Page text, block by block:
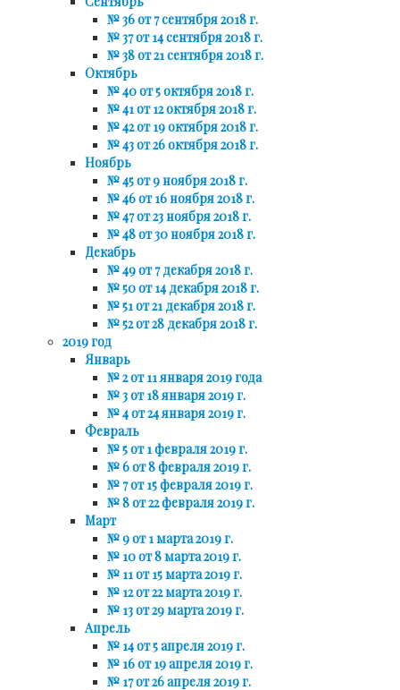
№ 36 от 7 сентября 2018 г.
№ 37 от 14 сентября 2018 г.
№ 38 от 21 сентября 2018 г.
Октябрь
№ 40 от 5 октября 2018 г.
№ 41 от 12 октября 2018 г.
№ 42 от 19 октября 2018 г.
№ 43 от 26 октября 2018 г.
Ноябрь
№ 45 от 9 ноября 2018 г.
№ 46 от 16 ноября 2018 г.
№ 47 от 23 ноября 2018 г.
№ 48 от 30 ноября 2018 г.
Декабрь
№ 49 от 7 декабря 2018 г.
№ 50 от 14 декабря 2018 г.
№ 51 от 21 декабря 2018 г.
№ 52 от 28 декабря 2018 г.
2019 год
Январь
№ 2 от 11 января 2019 года
№ 3 от 18 января 2019 г.
№ 4 от 24 января 2019 г.
Февраль
№ 5 от 1 февраля 2019 г.
№ 6 от 8 февраля 2019 г.
№ 7 от 15 февраля 2019 г.
№ 8 от 22 февраля 2019 г.
Март
№ 9 от 1 марта 2019 г.
№ 10 от 8 марта 2019 г.
№ 11 от 15 марта 2019 г.
№ 12 от 22 марта 2019 г.
№ 13 от 29 марта 2019 г.
Апрель
№ 14 от 5 апреля 2019 г.
№ 16 от 19 апреля 2019 г.
№ 17 от 26 апреля 2019 г.